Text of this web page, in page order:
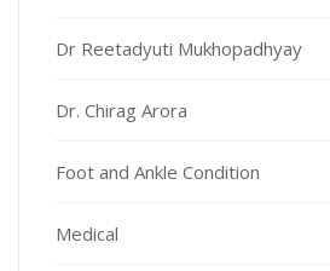
Dr Reetadyuti Mukhopadhyay
Dr. Chirag Arora
Foot and Ankle Condition
Medical